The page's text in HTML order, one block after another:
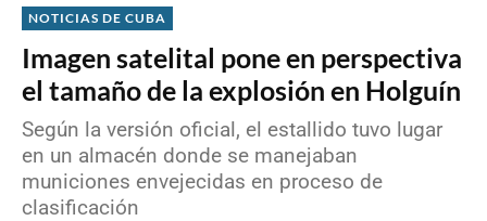
NOTICIAS DE CUBA
Imagen satelital pone en perspectiva
el tamaño de la explosión en Holguín
Según la versión oficial, el estallido tuvo lugar
en un almacén donde se manejaban
municiones envejecidas en proceso de
clasificación